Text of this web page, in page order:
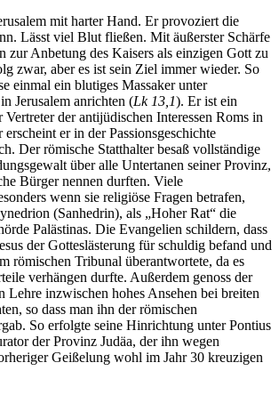
mit harter Hand. Er provoziert die
Lässt viel Blut fließen. Mit äußerster Schärfe
zur Anbetung des Kaisers als einzigen Gott zu
zwar, aber es ist sein Ziel immer wieder. So
einmal ein blutiges Massaker unter
Jerusalem anrichten (Lk 13,1). Er ist ein
Vertreter der antijüdischen Interessen Roms in
erscheint er in der Passionsgeschichte
Der römische Statthalter besaß vollständige
über alle Untertanen seiner Provinz,
Bürger nennen durften. Viele
wenn sie religiöse Fragen betrafen,
(Sanhedrin), als „Hoher Rat“ die
Palästinas. Die Evangelien schildern, dass
der Gotteslästerung für schuldig befand und
römischen Tribunal überantwortete, da es
verhängen durfte. Außerdem genoss der
Lehre inzwischen hohes Ansehen bei breiten
so dass man ihn der römischen
So erfolgte seine Hinrichtung unter Pontius
der Provinz Judäa, der ihn wegen
Geißelung wohl im Jahr30 kreuzigen